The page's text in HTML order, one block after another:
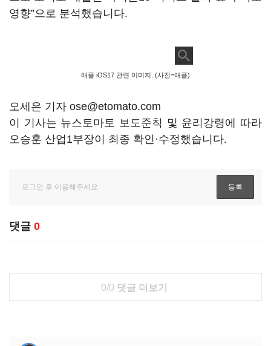
영향”으로 분석했습니다.
애플 iOS17 관련 이미지. (사진=애플)
오세은 기자 ose@etomato.com
이 기사는 뉴스토마토 보도준칙 및 윤리강령에 따라
오승훈 산업1부장이 최종 확인·수정했습니다.
댓글 0
0/0 댓글 더보기